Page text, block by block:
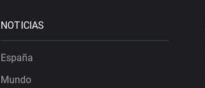
NOTICIAS
España
Mundo